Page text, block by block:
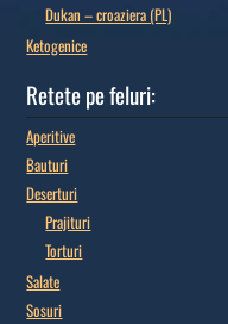
Dukan – croaziera (PL)
Ketogenice
Retete pe feluri:
Aperitive
Bauturi
Deserturi
Prajituri
Torturi
Salate
Sosuri